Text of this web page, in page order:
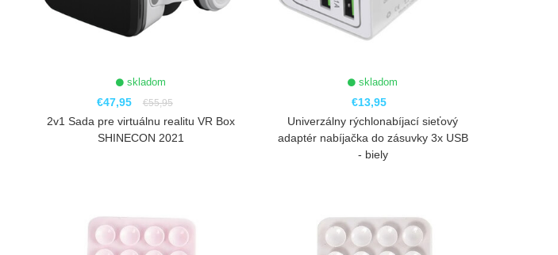
skladom
€47,95 €55,95
2v1 Sada pre virtuálnu realitu VR Box
SHINECON 2021
skladom
€13,95
Univerzálny rýchlonabíjací sieťový
adaptér nabíjačka do zásuvky 3x USB
- biely